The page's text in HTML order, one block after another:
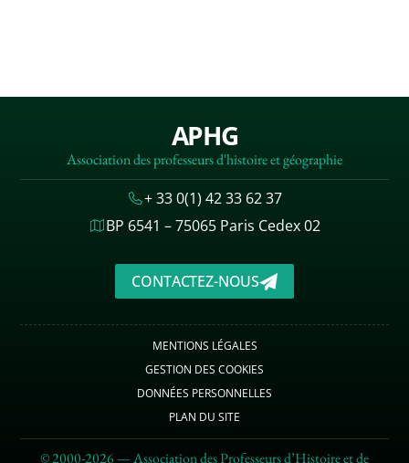
APHG
Association des professeurs d'histoire et géographie
+ 33 0(1) 42 33 62 37
BP 6541 – 75065 Paris Cedex 02
CONTACTEZ-NOUS
MENTIONS LÉGALES
GESTION DES COOKIES
DONNÉES PERSONNELLES
PLAN DU SITE
© 2000-2026 — Association des Professeurs d’Histoire et de